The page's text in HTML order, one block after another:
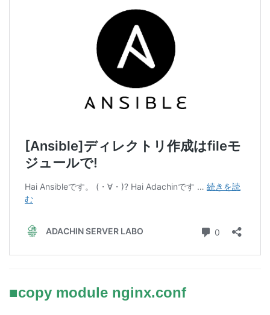
■copy module nginx.conf